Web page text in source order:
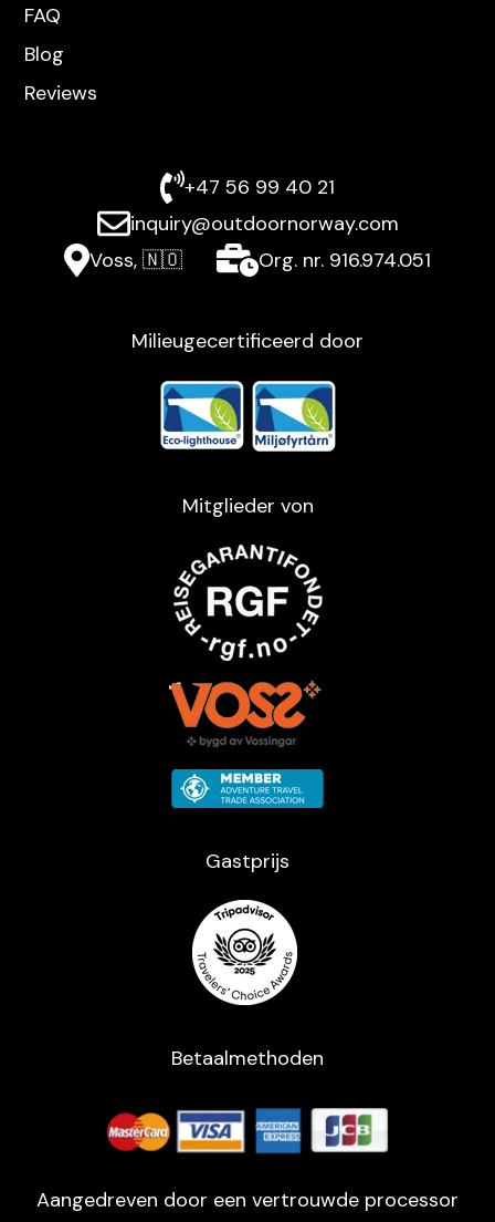
FAQ
Blog
Reviews
+47 56 99 40 21
inquiry@outdoornorway.com
Voss, 🇳🇴
Org. nr. 916.974.051
Milieugecertificeerd door
Mitglieder von
Gastprijs
Betaalmethoden
Aangedreven door een vertrouwde processor